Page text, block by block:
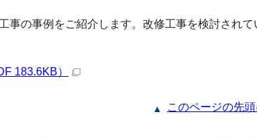
の事例をご紹介します。改修工事を検討されて
183.6KB）
このページの先